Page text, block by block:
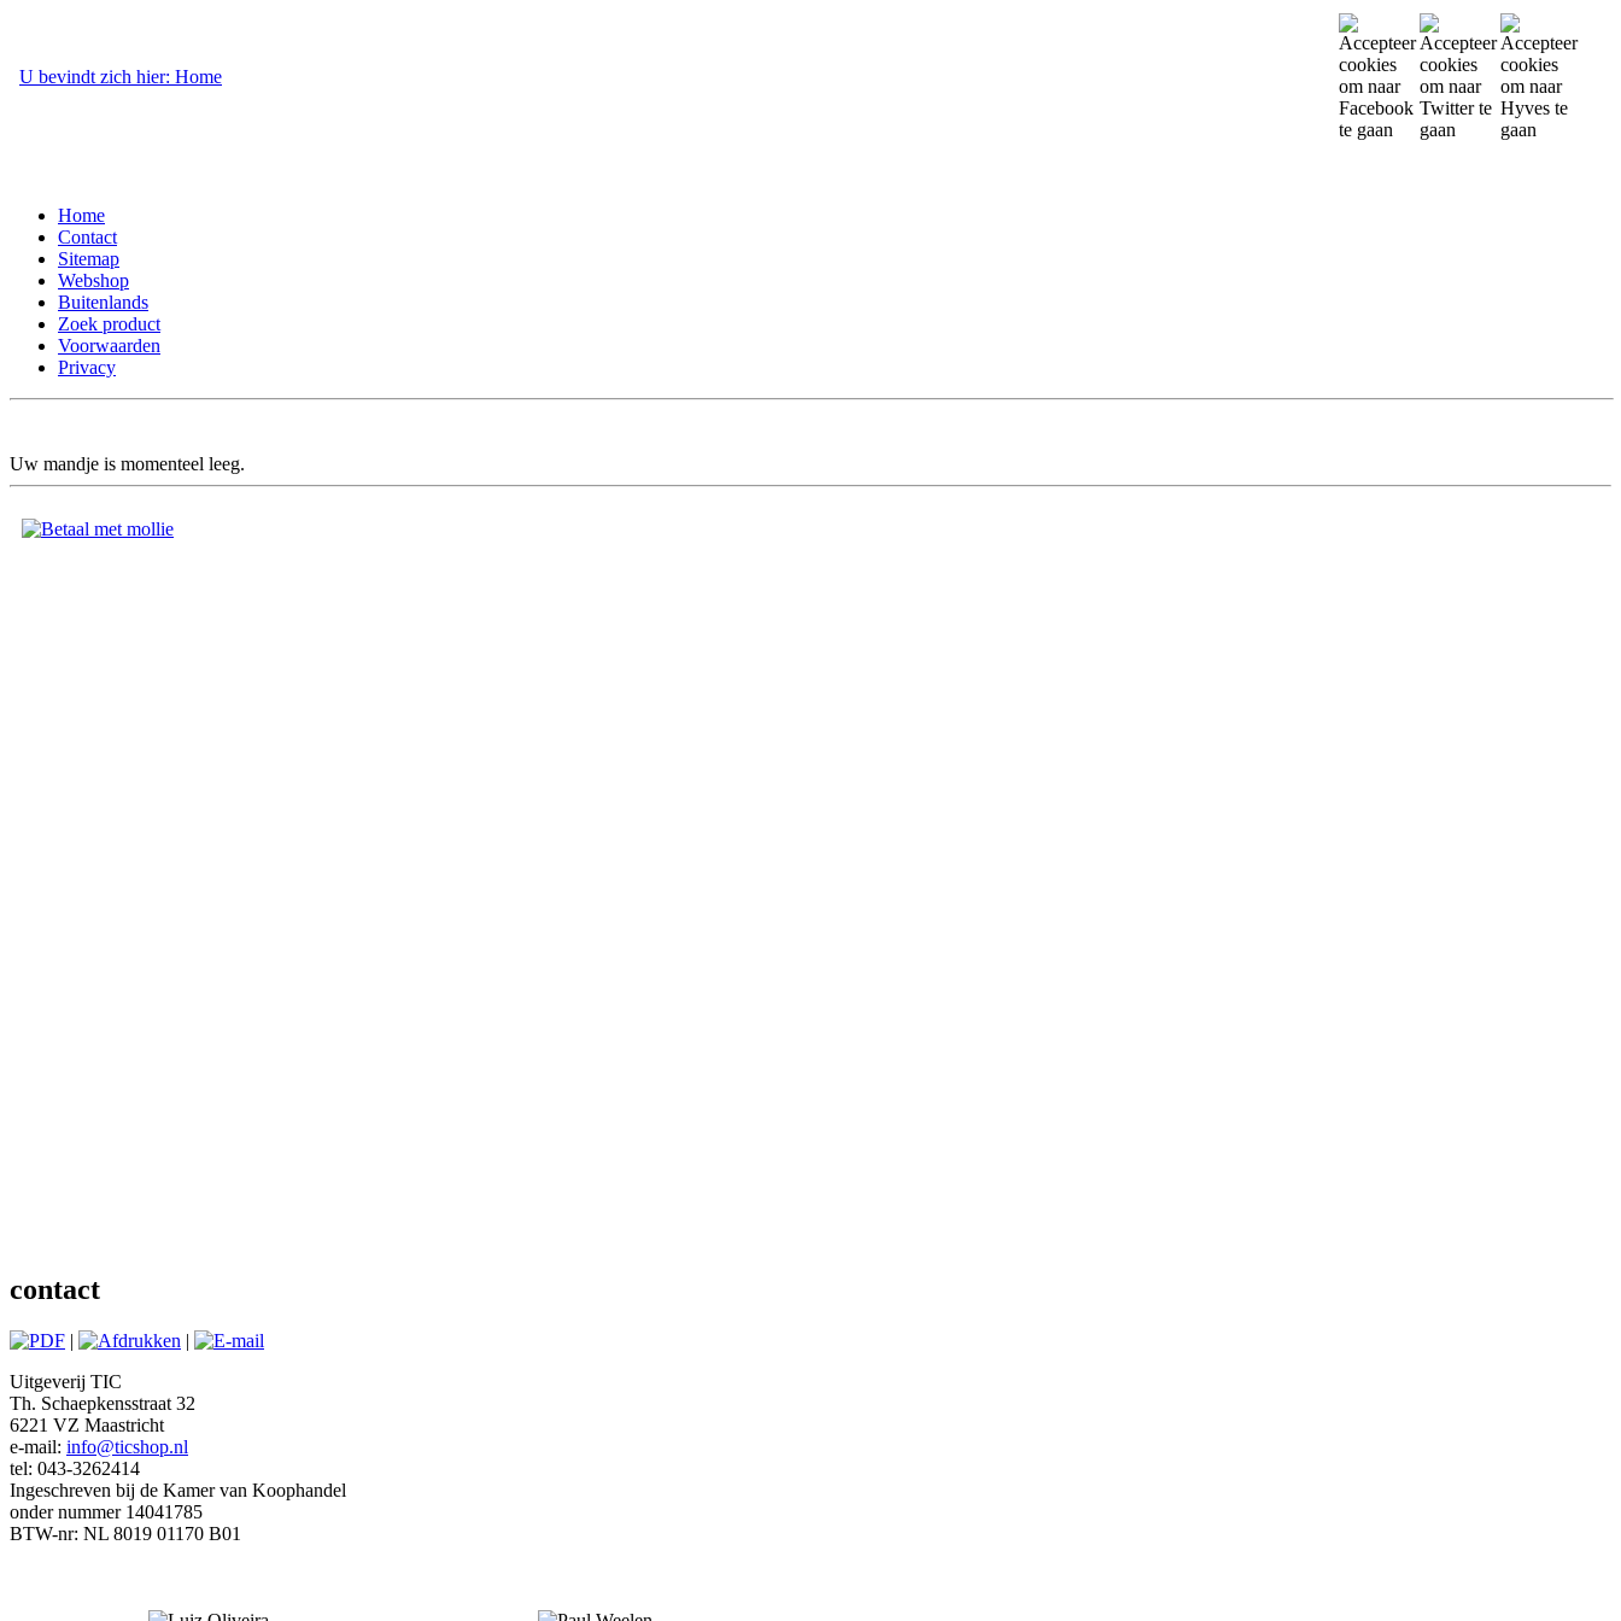
U bevindt zich hier: Home
Home
Contact
Sitemap
Webshop
Buitenlands
Zoek product
Voorwaarden
Privacy
Uw mandje is momenteel leeg.
contact
|
|
Uitgeverij TIC
Th. Schaepkensstraat 32
6221 VZ Maastricht
e-mail: info@ticshop.nl
tel: 043-3262414
Ingeschreven bij de Kamer van Koophandel
onder nummer 14041785
BTW-nr: NL 8019 01170 B01